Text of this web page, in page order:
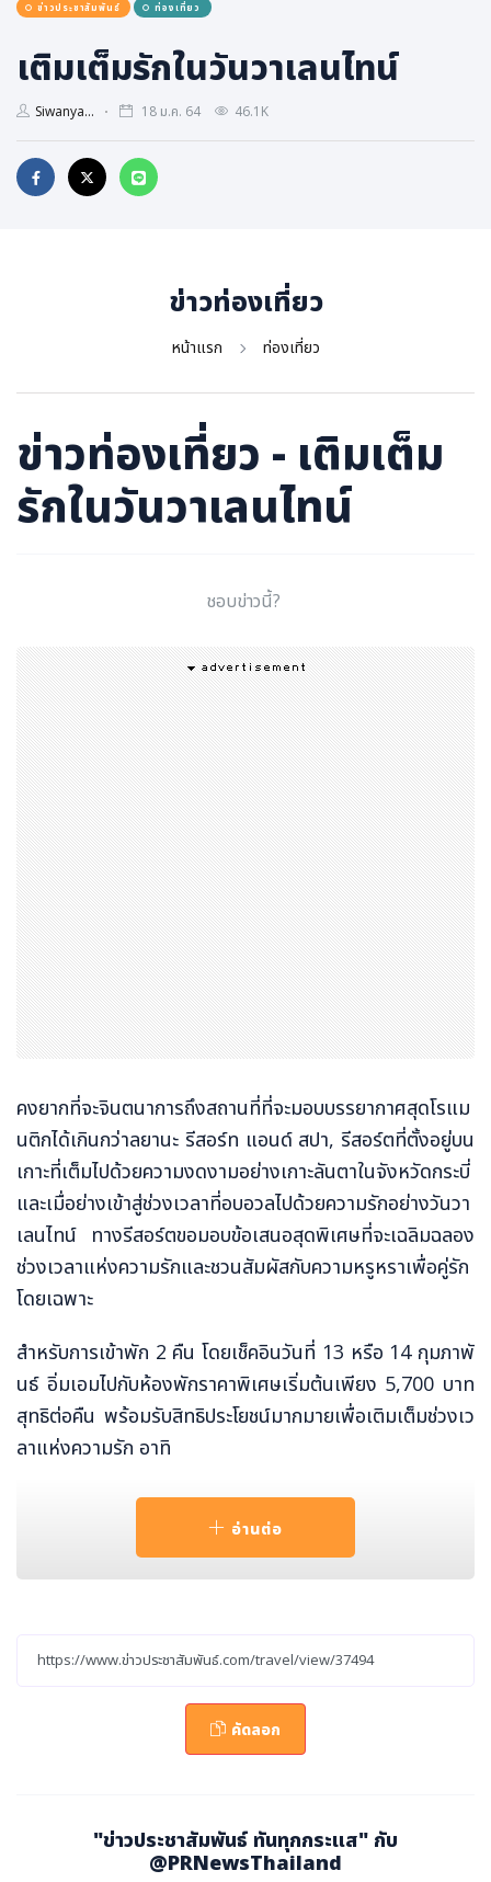
ธุรกิจ, สังคม
เศรษฐกิจ, การเงิน
พลังงาน, สิ่งแวดล้อม
ยานยนต์
ขนส่ง
ภาษาญี่ปุ่น
ข่าวประชาสัมพันธ์ ท่องเที่ยว
เติมเต็มรักในวันวาเลนไทน์
Siwanya... 18 ม.ค. 64 46.1K
ข่าวท่องเที่ยว
หน้าแรก ท่องเที่ยว
ข่าวท่องเที่ยว - เติมเต็ม
รักในวันวาเลนไทน์
ชอบข่าวนี้?
คงยากที่จะจินตนาการถึงสถานที่ที่จะมอบบรรยากาศสุดโรแม
นติกได้เกินกว่าลยานะ รีสอร์ท แอนด์ สปา, รีสอร์ตที่ตั้งอยู่บน
เกาะที่เต็มไปด้วยความงดงามอย่างเกาะลันตาในจังหวัดกระบี่
และเมื่อย่างเข้าสู่ช่วงเวลาที่อบอวลไปด้วยความรักอย่างวันวา
เลนไทน์ ทางรีสอร์ตขอมอบข้อเสนอสุดพิเศษที่จะเฉลิมฉลอง
ช่วงเวลาแห่งความรักและชวนสัมผัสกับความหรูหราเพื่อคู่รัก
โดยเฉพาะ
สำหรับการเข้าพัก 2 คืน โดยเช็คอินวันที่ 13 หรือ 14 กุมภาพั
นธ์ อิ่มเอมไปกับห้องพักราคาพิเศษเริ่มต้นเพียง 5,700 บาท
สุทธิต่อคืน พร้อมรับสิทธิประโยชน์มากมายเพื่อเติมเต็มช่วงเว
ลาแห่งความรัก อาทิ
เครื่องดื่มต้อนรับ
เพื่อเติมเต็มความสดชื่นและสร้างบรรยากาศโรแมนติก
ในห้องพักได้จัดเตรียมอ่างอาบน้ำโรยกลีบดอกไม้พร้อม
สปาร์คกลิ้งไวน์ 1 ขวด ในวันเช็คอิน
าวและน้ำทะเลอันดามันสีฟ้าคราม
ธ์ บนชายหาดที่เงียบสงบพร้อมชมพระอาทิตย์ตกเหนือ
บริการรถรับ-ส่งสนามบินนานาชาติกระบี่
ฟรีอินเทอร์เน็ตไร้สายความเร็วสูงในห้องพัก
อ่านต่อ
คัดลอก
"ข่าวประชาสัมพันธ์ ทันทุกกระแส" กับ
@PRNewsThailand